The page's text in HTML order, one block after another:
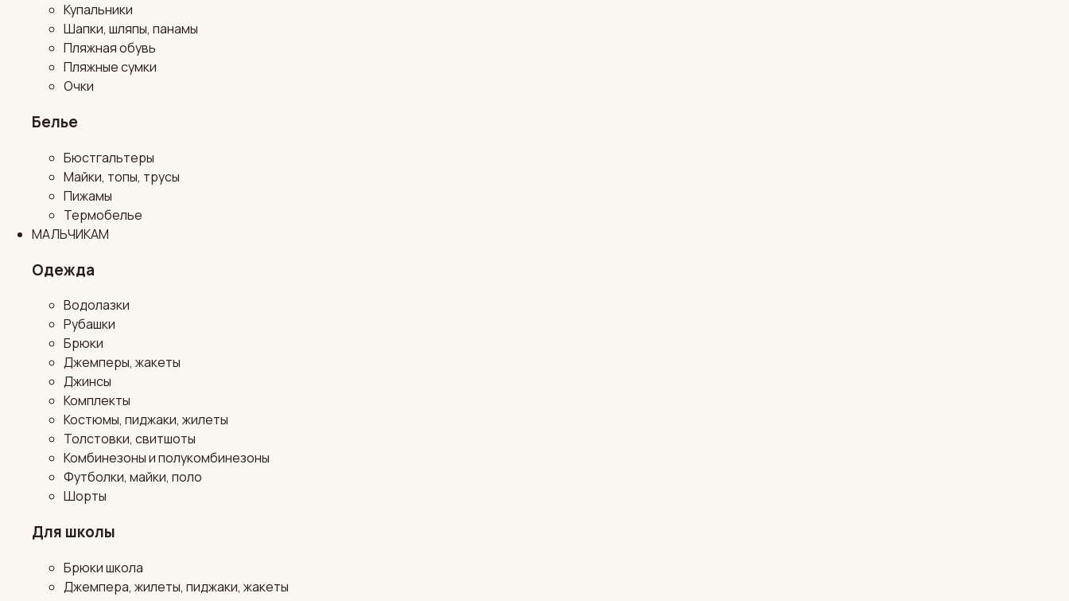
Купальники
Шапки, шляпы, панамы
Пляжная обувь
Пляжные сумки
Очки
Белье
Бюстгальтеры
Майки, топы, трусы
Пижамы
Термобелье
МАЛЬЧИКАМ
Одежда
Водолазки
Рубашки
Брюки
Джемперы, жакеты
Джинсы
Комплекты
Костюмы, пиджаки, жилеты
Толстовки, свитшоты
Комбинезоны и полукомбинезоны
Футболки, майки, поло
Шорты
Для школы
Брюки школа
Джемпера, жилеты, пиджаки, жакеты